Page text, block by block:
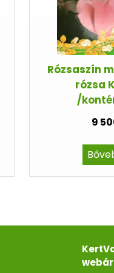
Rózsaszín
rózsa
/
9